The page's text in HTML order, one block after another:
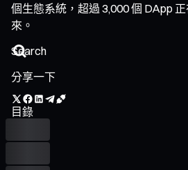
個生態系統，超過 3,000 個 DApp
來。
分享一下
目錄